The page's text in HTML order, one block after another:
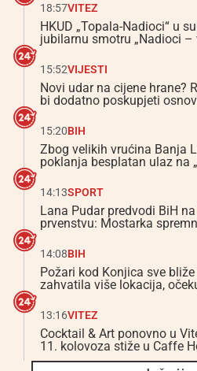
18:57VITEZ
HKUD „Topala-Nadioci“ u
jubilarnu smotru „Nadioci –
15:52VIJESTI
Novi udar na cijene hrane?
bi dodatno poskupjeti
15:20BIH
Zbog velikih vrućina Banja
poklanja besplatan ulaz na
14:13SPORT
Lana Pudar predvodi BiH
prvenstvu: Mostarka
14:08BIH
Požari kod Konjica sve
zahvatila više lokacija,
13:16VITEZ
Cocktail & Art ponovno u
11. kolovoza stiže u Caffe